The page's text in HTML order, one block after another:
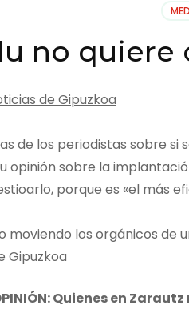
no quiere
de Gipuzkoa
de los periodistas sobre
opinión sobre la
porque es «el más
Gipuzkoa
Quienes en